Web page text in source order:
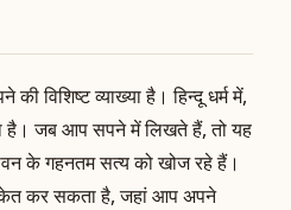
विशिष्ट व्याख्या है। हिन्दू धर्म में,
है। जब आप सपने में लिखते हैं, तो यह
के गहनतम सत्य को खोज रहे हैं।
कर सकता है, जहां आप अपने